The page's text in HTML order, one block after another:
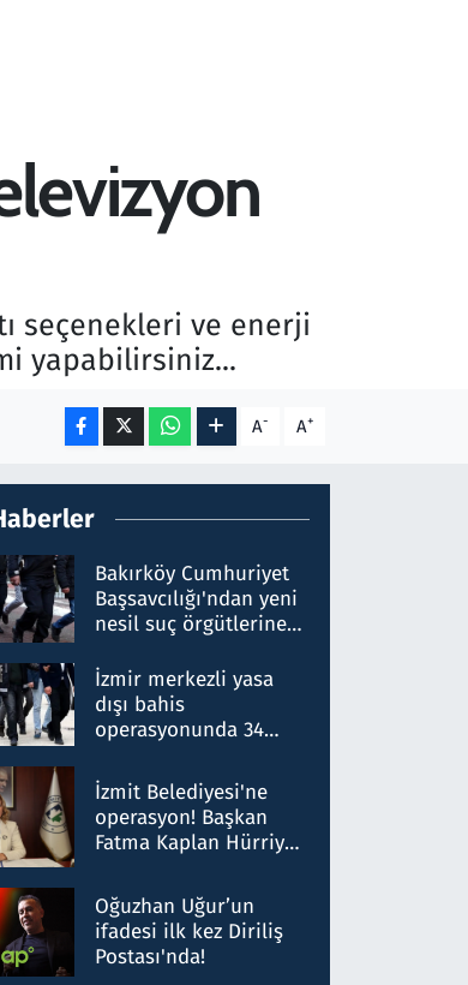
seçenekleri ve enerji
yapabilirsiniz...
A- A+
Bakırköy Cumhuriyet
Başsavcılığı'ndan yeni
nesil suç örgütlerine
hakkında gözaltı kararı
İzmir merkezli yasa
dışı bahis
operasyonunda 34
Milyar liralık para
trafiği tespit edildi
İzmit Belediyesi'ne
operasyon! Başkan
Fatma Kaplan Hürriyet
Oğuzhan Uğur’un
ifadesi ilk kez Diriliş
Postası'nda!